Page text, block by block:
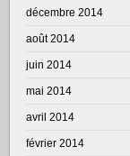
décembre 2014
août 2014
juin 2014
mai 2014
avril 2014
février 2014